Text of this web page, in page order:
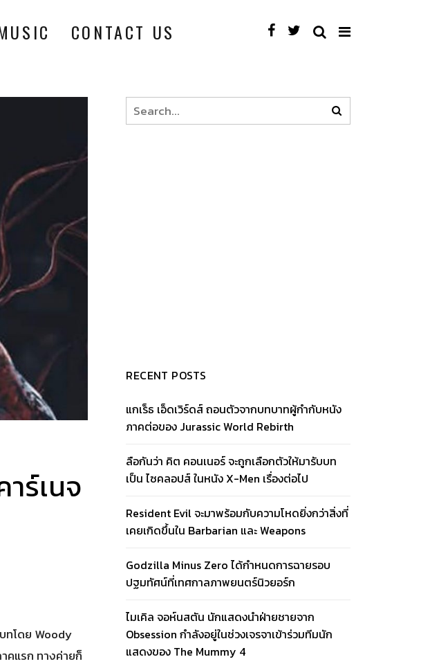
CONTACT US
ร์เนจ
ทโดย Woody
คแรก ทางค่ายก็
RECENT POSTS
แกเร็ธ เอ็ดเวิร์ดส์ ถอนตัวจากบทบาทผู้กำกับหนัง
ภาคต่อของ Jurassic World Rebirth
ลือกันว่า คิต คอนเนอร์ จะถูกเลือกตัวให้มารับบท
เป็น ไซคลอปส์ ในหนัง X-Men เรื่องต่อไป
Resident Evil จะมาพร้อมกับความโหดยิ่งกว่าสิ่งที่
เคยเกิดขึ้นใน Barbarian และ Weapons
Godzilla Minus Zero ได้กำหนดการฉายรอบ
ปฐมทัศน์ที่เทศกาลภาพยนตร์นิวยอร์ก
ไมเคิล จอห์นสตัน นักแสดงนำฝ่ายชายจาก
Obsession กำลังอยู่ในช่วงเจรจาเข้าร่วมทีมนัก
แสดงของ The Mummy 4